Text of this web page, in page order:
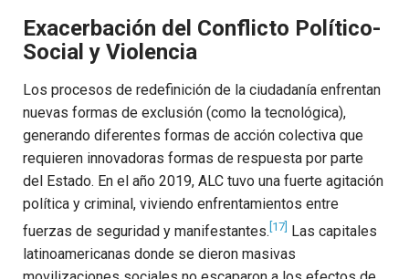
Exacerbación del Conflicto Político-
Social y Violencia
Los procesos de redefinición de la ciudadanía enfrentan
nuevas formas de exclusión (como la tecnológica),
generando diferentes formas de acción colectiva que
requieren innovadoras formas de respuesta por parte
del Estado. En el año 2019, ALC tuvo una fuerte agitación
política y criminal, viviendo enfrentamientos entre
fuerzas de seguridad y manifestantes. [17] Las capitales
latinoamericanas donde se dieron masivas